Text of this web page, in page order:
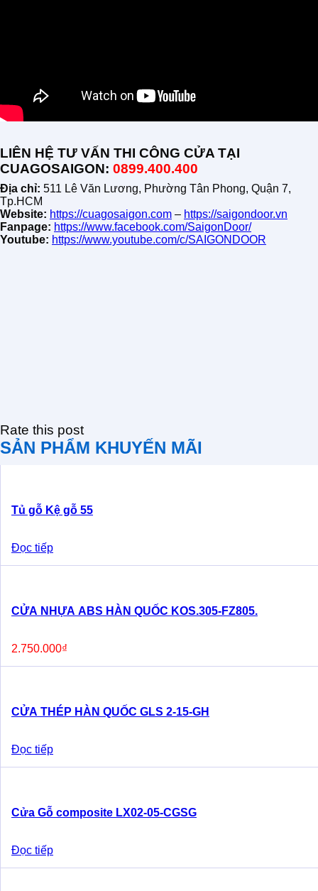
LIÊN HỆ TƯ VẤN THI CÔNG CỬA TẠI
CUAGOSAIGON: 0899.400.400
Địa chỉ: 511 Lê Văn Lương, Phường Tân Phong, Quận 7,
Tp.HCM
Website: https://cuagosaigon.com – https://saigondoor.vn
Fanpage: https://www.facebook.com/SaigonDoor/
Youtube: https://www.youtube.com/c/SAIGONDOOR
Rate this post
SẢN PHẨM KHUYẾN MÃI
Tủ gỗ Kệ gỗ 55
Đọc tiếp
CỬA NHỰA ABS HÀN QUỐC KOS.305-FZ805.
2.750.000₫
CỬA THÉP HÀN QUỐC GLS 2-15-GH
Đọc tiếp
Cửa Gỗ composite LX02-05-CGSG
Đọc tiếp